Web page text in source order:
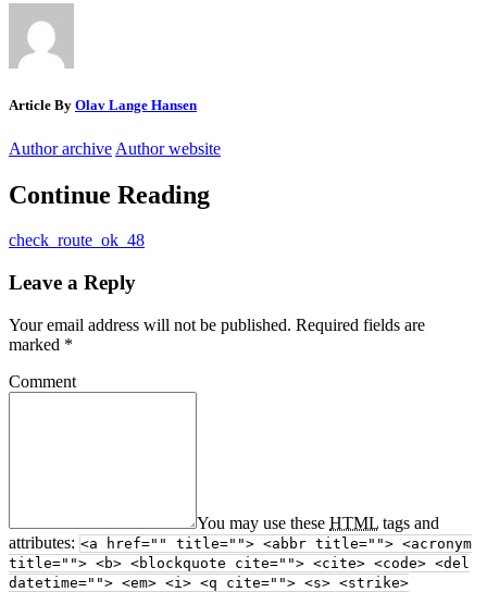
Article By Olav Lange Hansen
Author archive Author website
Continue Reading
check_route_ok_48
Leave a Reply
Your email address will not be published. Required fields are
marked *
Comment
You may use these HTML tags and
attributes: <a href="" title=""> <abbr title=""> <acronym
title=""> <b> <blockquote cite=""> <cite> <code> <del
datetime=""> <em> <i> <q cite=""> <s> <strike>